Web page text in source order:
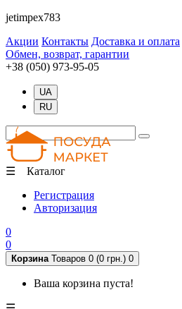
jetimpex783
Акции Контакты Доставка и оплата
Обмен, возврат, гарантии
+38 (050) 973-95-05
UA
RU
☰ Каталог
Регистрация
Авторизация
0
0
Корзина Товаров 0 (0 грн.) 0
Ваша корзина пуста!